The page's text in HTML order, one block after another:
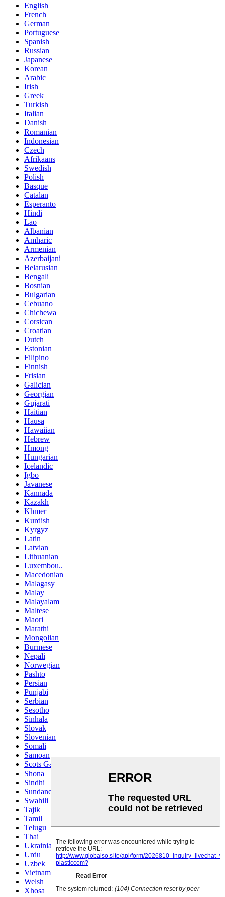
English
French
German
Portuguese
Spanish
Russian
Japanese
Korean
Arabic
Irish
Greek
Turkish
Italian
Danish
Romanian
Indonesian
Czech
Afrikaans
Swedish
Polish
Basque
Catalan
Esperanto
Hindi
Lao
Albanian
Amharic
Armenian
Azerbaijani
Belarusian
Bengali
Bosnian
Bulgarian
Cebuano
Chichewa
Corsican
Croatian
Dutch
Estonian
Filipino
Finnish
Frisian
Galician
Georgian
Gujarati
Haitian
Hausa
Hawaiian
Hebrew
Hmong
Hungarian
Icelandic
Igbo
Javanese
Kannada
Kazakh
Khmer
Kurdish
Kyrgyz
Latin
Latvian
Lithuanian
Luxembou..
Macedonian
Malagasy
Malay
Malayalam
Maltese
Maori
Marathi
Mongolian
Burmese
Nepali
Norwegian
Pashto
Persian
Punjabi
Serbian
Sesotho
Sinhala
Slovak
Slovenian
Somali
Samoan
Scots Gaelic
Shona
Sindhi
Sundanese
Swahili
Tajik
Tamil
Telugu
Thai
Ukrainian
Urdu
Uzbek
Vietnamese
Welsh
Xhosa